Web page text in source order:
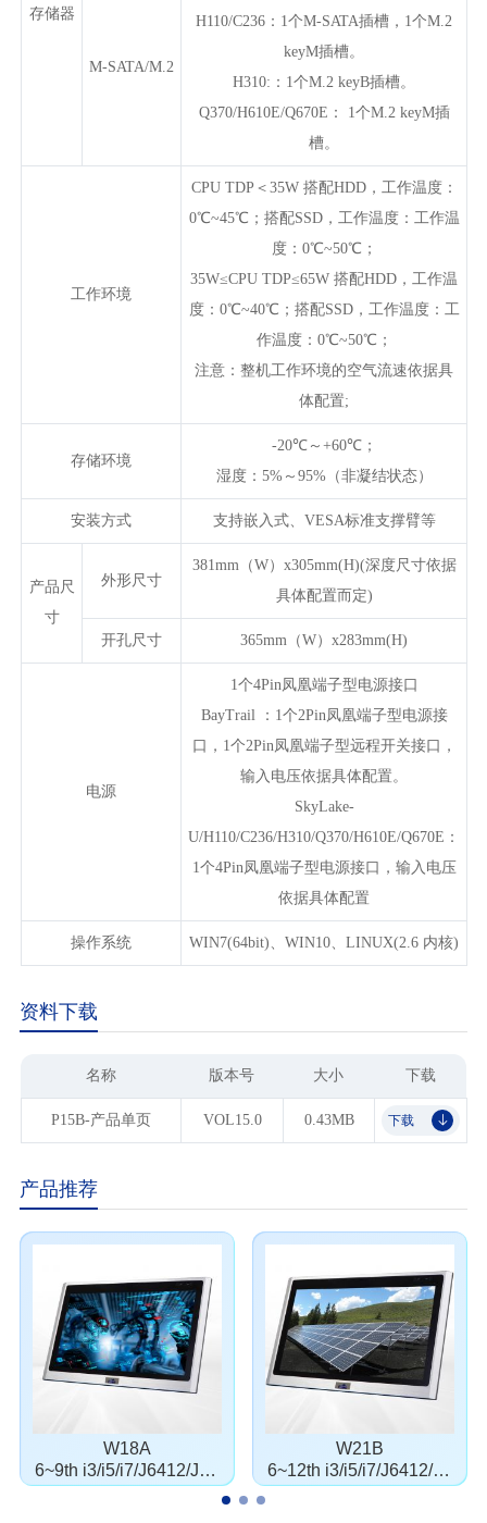
存储器
M-SATA/M.2
H110/C236：1个M-SATA插槽，1个M.2
keyM插槽。
H310:：1个M.2 keyB插槽。
Q370/H610E/Q670E： 1个M.2 keyM插
槽。
工作环境
CPU TDP＜35W 搭配HDD，工作温度：
0℃~45℃；搭配SSD，工作温度：工作温
度：0℃~50℃；
35W≤CPU TDP≤65W 搭配HDD，工作温
度：0℃~40℃；搭配SSD，工作温度：工
作温度：0℃~50℃；
注意：整机工作环境的空气流速依据具
体配置;
存储环境
-20℃～+60℃；
湿度：5%～95%（非凝结状态）
安装方式 支持嵌入式、VESA标准支撑臂等
产品尺
寸
外形尺寸
381mm（W）x305mm(H)(深度尺寸依据
具体配置而定)
开孔尺寸 365mm（W）x283mm(H)
电源
1个4Pin凤凰端子型电源接口
BayTrail ：1个2Pin凤凰端子型电源接
口，1个2Pin凤凰端子型远程开关接口，
输入电压依据具体配置。
SkyLake-
U/H110/C236/H310/Q370/H610E/Q670E：
1个4Pin凤凰端子型电源接口，输入电压
依据具体配置
操作系统 WIN7(64bit)、WIN10、LINUX(2.6 内核)
资料下载
名称 版本号 大小 下载
P15B-产品单页 VOL15.0 0.43MB 下载 𐃯
产品推荐
W18A
6~9th i3/i5/i7/J6412/J19
00
W21B
6~12th i3/i5/i7/J6412/J1
900